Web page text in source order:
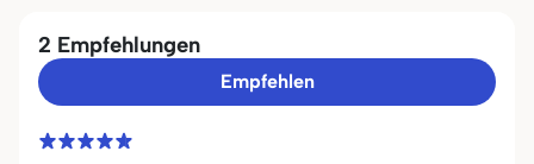
2 Empfehlungen
Empfehlen